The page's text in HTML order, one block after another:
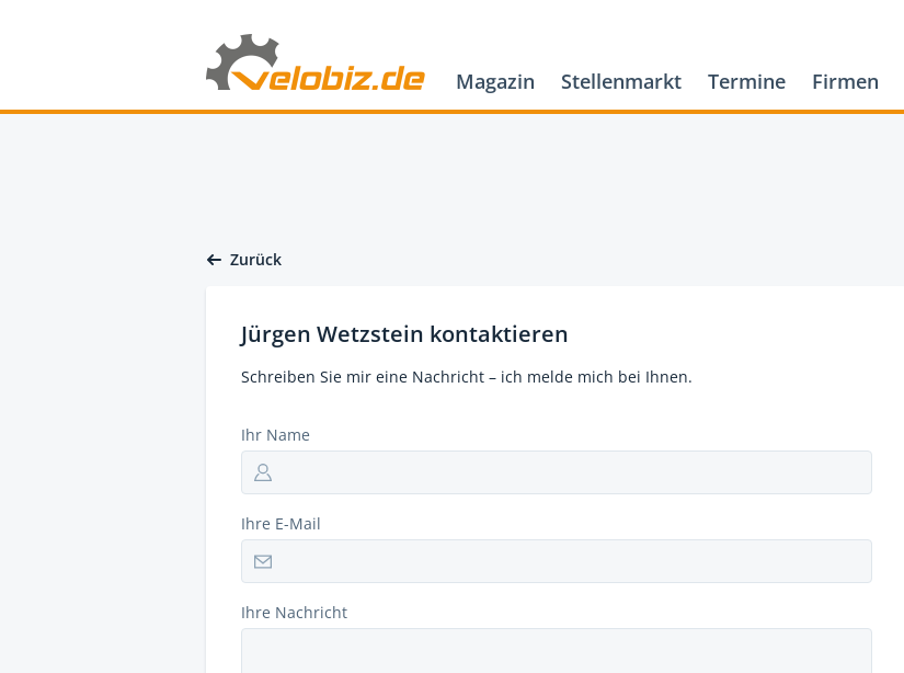
Magazin Stellenmarkt Termine Firmen
Zurück
Jürgen Wetzstein kontaktieren
Schreiben Sie mir eine Nachricht – ich melde mich bei Ihnen.
Ihr Name
Ihre E-Mail
Ihre Nachricht